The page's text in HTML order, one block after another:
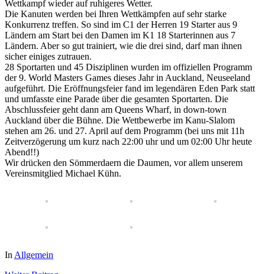
Wettkampf wieder auf ruhigeres Wetter.
Die Kanuten werden bei Ihren Wettkämpfen auf sehr starke
Konkurrenz treffen. So sind im C1 der Herren 19 Starter aus 9
Ländern am Start bei den Damen im K1 18 Starterinnen aus 7
Ländern. Aber so gut trainiert, wie die drei sind, darf man ihnen
sicher einiges zutrauen.
28 Sportarten und 45 Disziplinen wurden im offiziellen Programm
der 9. World Masters Games dieses Jahr in Auckland, Neuseeland
aufgeführt. Die Eröffnungsfeier fand im legendären Eden Park statt
und umfasste eine Parade über die gesamten Sportarten. Die
Abschlussfeier geht dann am Queens Wharf, in down-town
Auckland über die Bühne. Die Wettbewerbe im Kanu-Slalom
stehen am 26. und 27. April auf dem Programm (bei uns mit 11h
Zeitverzögerung um kurz nach 22:00 uhr und um 02:00 Uhr heute
Abend!!)
Wir drücken den Sömmerdaern die Daumen, vor allem unserem
Vereinsmitglied Michael Kühn.
In Allgemein